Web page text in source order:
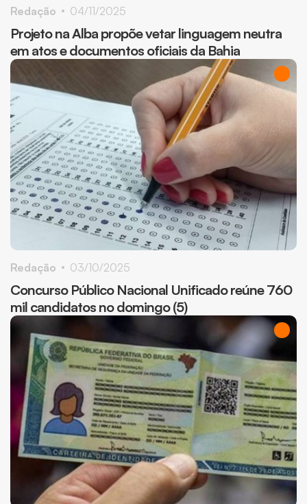
Projeto na Alba propõe vetar linguagem neutra
em atos e documentos oficiais da Bahia
Redação 04/11/2025
Concurso Público Nacional Unificado reúne 760
mil candidatos no domingo (5)
Redação 03/10/2025